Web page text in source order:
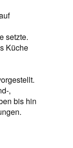
setzte.
Küche
,
bis hin